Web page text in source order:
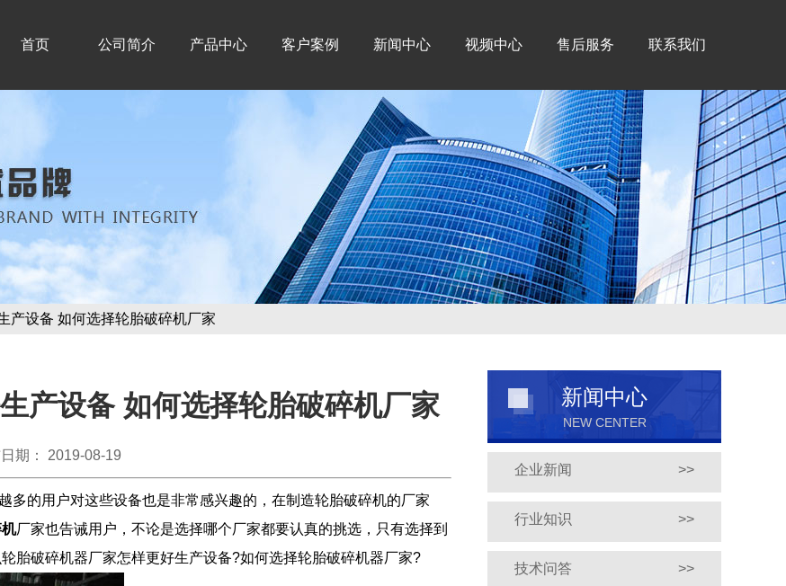
首页 公司简介 产品中心 客户案例 新闻中心 视频中心 售后服务 联系我们
产设备 如何选择轮胎破碎机厂家
新闻中心
NEW CENTER
企业新闻 >>
行业知识 >>
技术问答 >>
产设备 如何选择轮胎破碎机厂家
期： 2019-08-19
的用户对这些设备也是非常感兴趣的，在制造轮胎破碎机的厂家
厂家也告诫用户，不论是选择哪个厂家都要认真的挑选，只有选择到
胎破碎机器厂家怎样更好生产设备?如何选择轮胎破碎机器厂家?